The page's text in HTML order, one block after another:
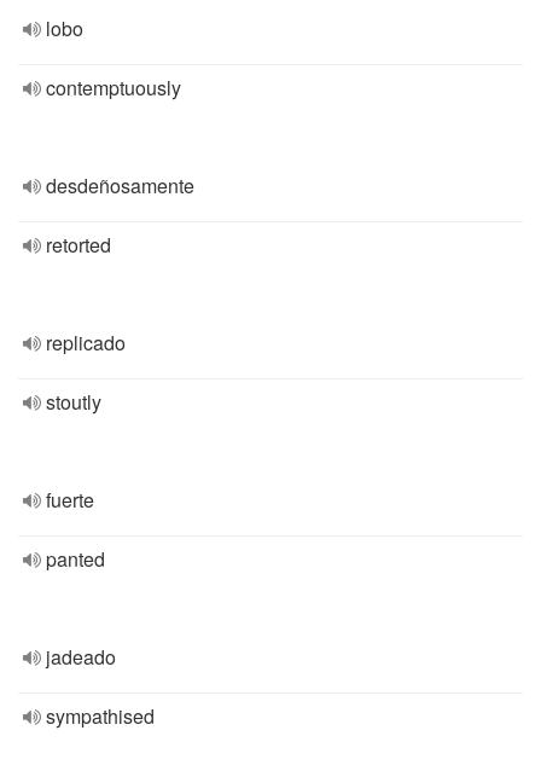
lobo
contemptuously
desdeñosamente
retorted
replicado
stoutly
fuerte
panted
jadeado
sympathised